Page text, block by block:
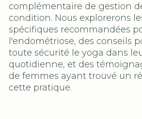
complémentaire de gestion
condition. Nous explorerons
spécifiques recommandées
l'endométriose, des conseils
toute sécurité le yoga dans
quotidienne, et des
de femmes ayant trouvé un
cette pratique.